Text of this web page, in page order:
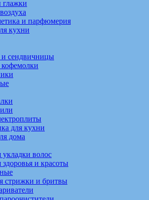
глажки
и парфюмерия
кухни
сендвичницы
для кухни
дома
волос
и красоты
стрижки и бритвы